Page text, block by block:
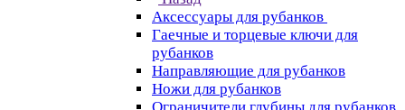
Аксессуары для рубанков
Гаечные и торцевые ключи для
рубанков
Направляющие для рубанков
Ножи для рубанков